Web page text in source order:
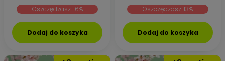
wynosiła:
447,99zł.
wynosi:
377,99zł.
Oszczędzasz: 16%
Dodaj do koszyka
wynosiła:
536,99zł.
wynosi:
466,99zł.
Oszczędzasz: 13%
Dodaj do koszyka